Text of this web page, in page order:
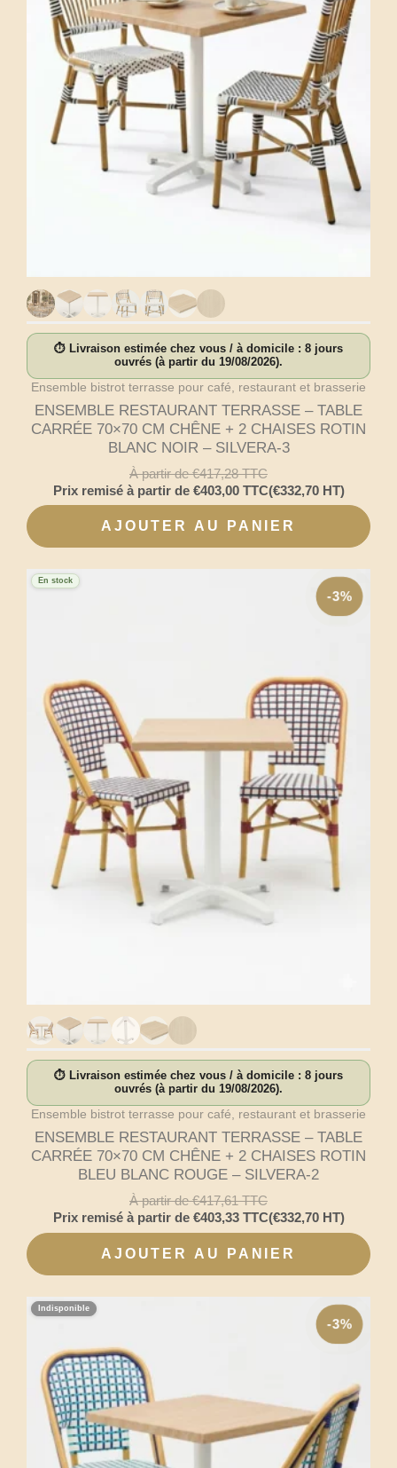
⏱ Livraison estimée chez vous / à domicile : 8 jours
ouvrés (à partir du 19/08/2026).
Ensemble bistrot terrasse pour café, restaurant et brasserie
ENSEMBLE RESTAURANT TERRASSE – TABLE
CARRÉE 70×70 CM CHÊNE + 2 CHAISES ROTIN
BLANC NOIR – SILVERA-3
À partir de€417,28TTC
Prix remisé à partir de €403,00TTC(€332,70HT)
AJOUTER AU PANIER
-3%
⏱ Livraison estimée chez vous / à domicile : 8 jours
ouvrés (à partir du 19/08/2026).
En stock
Ensemble bistrot terrasse pour café, restaurant et brasserie
ENSEMBLE RESTAURANT TERRASSE – TABLE
CARRÉE 70×70 CM CHÊNE + 2 CHAISES ROTIN
BLEU BLANC ROUGE – SILVERA-2
À partir de€417,61TTC
Prix remisé à partir de €403,33TTC(€332,70HT)
AJOUTER AU PANIER
-3%
Indisponible